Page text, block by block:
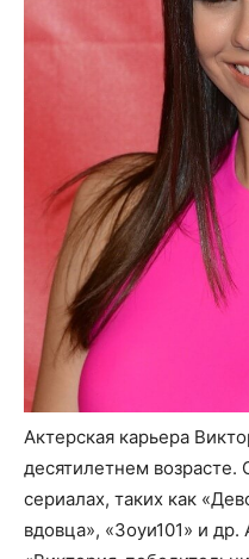
Актерская карьера
десятилетнем возрасте.
сериалах, таких как
вдовца», «Зоуи101» и др.